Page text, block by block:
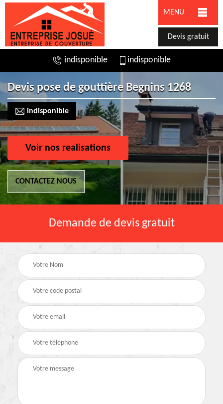
MENU
Devis gratuit
indisponible indisponible
Devis pose de gouttière Begnins 1268
indisponible
Voir nos realisations
CONTACTEZ NOUS
Demande de devis gratuit